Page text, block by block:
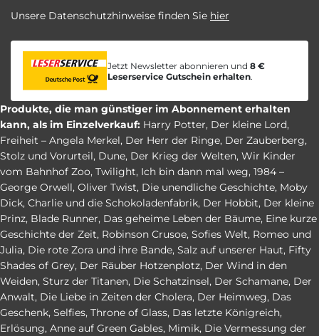
Unsere Datenschutzhinweise finden Sie hier
Jetzt Newsletter abonnieren und 8 €
Leserservice Gutschein erhalten.
Produkte, die man günstiger im Abonnement erhalten
kann, als im Einzelverkauf: Harry Potter, Der kleine Lord,
Freiheit – Angela Merkel, Der Herr der Ringe, Der Zauberberg,
Stolz und Vorurteil, Dune, Der Krieg der Welten, Wir Kinder
vom Bahnhof Zoo, Twilight, Ich bin dann mal weg, 1984 –
George Orwell, Oliver Twist, Die unendliche Geschichte, Moby
Dick, Charlie und die Schokoladenfabrik, Der Hobbit, Der kleine
Prinz, Blade Runner, Das geheime Leben der Bäume, Eine kurze
Geschichte der Zeit, Robinson Crusoe, Sofies Welt, Romeo und
Julia, Die rote Zora und ihre Bande, Salz auf unserer Haut, Fifty
Shades of Grey, Der Räuber Hotzenplotz, Der Wind in den
Weiden, Sturz der Titanen, Die Schatzinsel, Der Schamane, Der
Anwalt, Die Liebe in Zeiten der Cholera, Der Heimweg, Das
Geschenk, Selfies, Throne of Glass, Das letzte Königreich,
Erlösung, Anne auf Green Gables, Mimik, Die Vermessung der